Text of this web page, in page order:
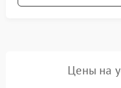
Цены на